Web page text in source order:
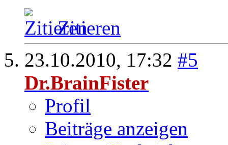
Zitieren
23.10.2010, 17:32 #5
Dr.BrainFister
Profil
Beiträge anzeigen